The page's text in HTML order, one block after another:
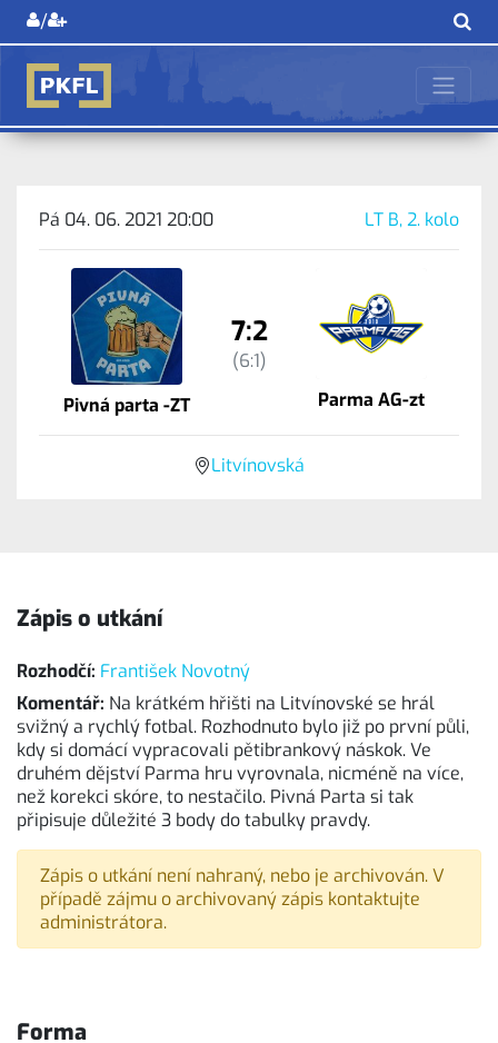
/
Pá 04. 06. 2021 20:00 LT B, 2. kolo
Pivná parta -ZT
7:2
(6:1)
Parma AG-zt
Litvínovská
Zápis o utkání
Rozhodčí: František Novotný
Komentář: Na krátkém hřišti na Litvínovské se hrál
svižný a rychlý fotbal. Rozhodnuto bylo již po první půli,
kdy si domácí vypracovali pětibrankový náskok. Ve
druhém dějství Parma hru vyrovnala, nicméně na více,
než korekci skóre, to nestačilo. Pivná Parta si tak
připisuje důležité 3 body do tabulky pravdy.
Zápis o utkání není nahraný, nebo je archivován. V
případě zájmu o archivovaný zápis kontaktujte
administrátora.
Forma